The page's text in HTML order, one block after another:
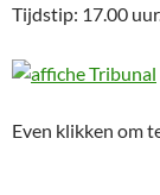
Tijdstip: 17.00 uur.
Even klikken om